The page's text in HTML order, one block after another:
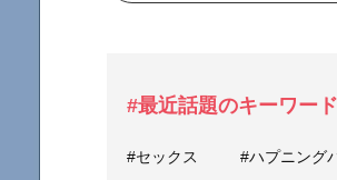
#最近話題のキーワード
#セックス #ハプニング